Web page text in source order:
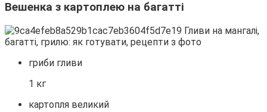
Вешенка з картоплею на багатті
гриби гливи
1 кг
картопля великий